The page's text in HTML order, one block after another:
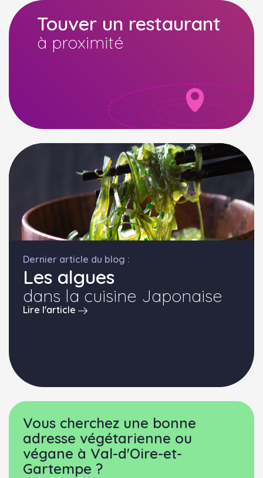
Touver un restaurant
à proximité
Dernier article du blog :
Les algues
dans la cuisine Japonaise
Lire l'article
Vous cherchez une bonne
adresse végétarienne ou
végane à Val-d'Oire-et-
Gartempe ?